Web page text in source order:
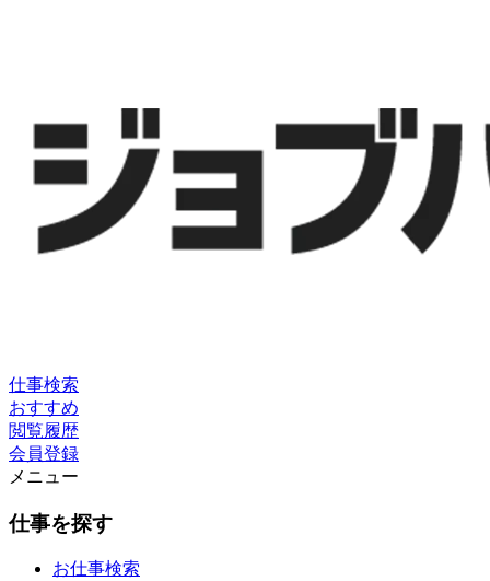
仕事検索
おすすめ
閲覧履歴
会員登録
メニュー
仕事を探す
お仕事検索